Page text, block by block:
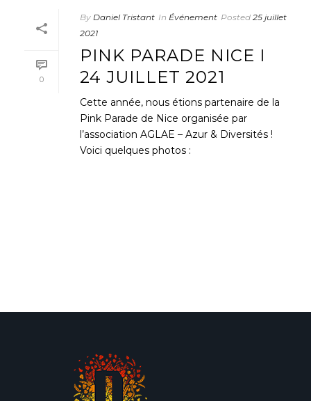
0
By Daniel Tristant In Événement Posted 25 juillet
2021
PINK PARADE NICE I
24 JUILLET 2021
Cette année, nous étions partenaire de la
Pink Parade de Nice organisée par
l’association AGLAE – Azur & Diversités !
Voici quelques photos :